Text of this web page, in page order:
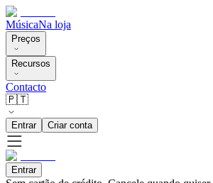
MúsicaNa loja
Preços
Recursos
Contacto
🇵🇹
Entrar Criar conta
Entrar